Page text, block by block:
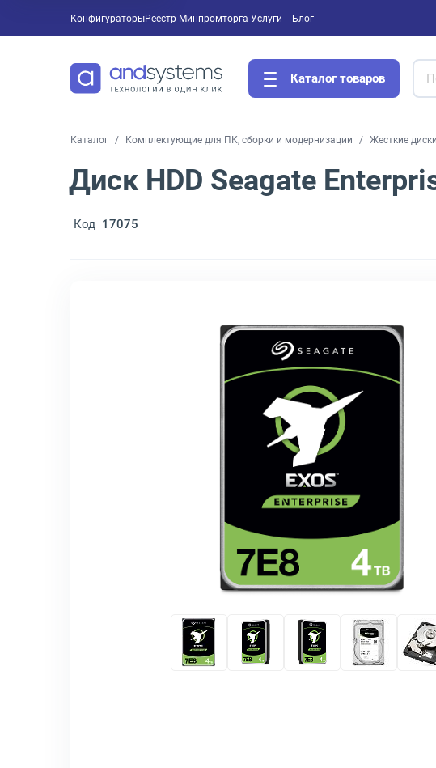
Конфигураторы Услуги
Реестр Минпромторга Блог
Каталог товаров
Каталог Комплектующие для ПК, сборки и модернизации Жесткие
Диск HDD Seagate
Код 17075